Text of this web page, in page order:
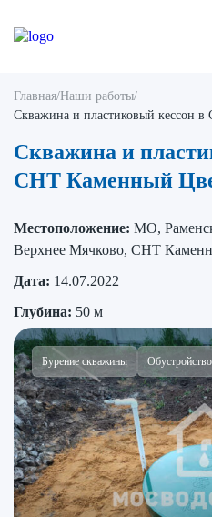
Главная/Наши работы/
Скважина и пластиковый кессон
Скважина и
СНТ Каменный
Местоположение: МО,
Верхнее Мячково, СНТ
Дата: 14.07.2022
Глубина: 50 м
Бурение скважины